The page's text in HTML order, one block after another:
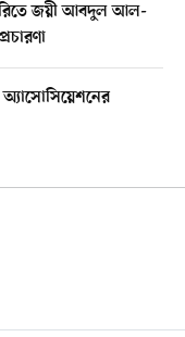
জয়ী আবদুল আল-
মিশন বন্ধ করছে
প্রাণের উচ্ছ্বাস